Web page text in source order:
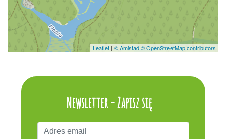
Leaflet | © Amistad© OpenStreetMap contributors
Newsletter - Zapisz się